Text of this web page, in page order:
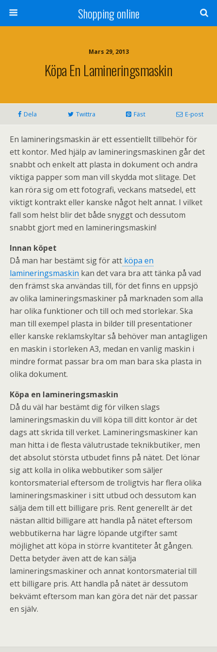
Shopping online
Mars 29, 2013
Köpa En Lamineringsmaskin
Dela Twittra Fäst E-post
En lamineringsmaskin är ett essentiellt tillbehör för
ett kontor. Med hjälp av lamineringsmaskinen går det
snabbt och enkelt att plasta in dokument och andra
viktiga papper som man vill skydda mot slitage. Det
kan röra sig om ett fotografi, veckans matsedel, ett
viktigt kontrakt eller kanske något helt annat. I vilket
fall som helst blir det både snyggt och dessutom
snabbt gjort med en lamineringsmaskin!
Innan köpet
Då man har bestämt sig för att köpa en
lamineringsmaskin kan det vara bra att tänka på vad
den främst ska användas till, för det finns en uppsjö
av olika lamineringsmaskiner på marknaden som alla
har olika funktioner och till och med storlekar. Ska
man till exempel plasta in bilder till presentationer
eller kanske reklamskyltar så behöver man antagligen
en maskin i storleken A3, medan en vanlig maskin i
mindre format passar bra om man bara ska plasta in
olika dokument.
Köpa en lamineringsmaskin
Då du väl har bestämt dig för vilken slags
lamineringsmaskin du vill köpa till ditt kontor är det
dags att skrida till verket. Lamineringsmaskiner kan
man hitta i de flesta välutrustade teknikbutiker, men
det absolut största utbudet finns på nätet. Det lönar
sig att kolla in olika webbutiker som säljer
kontorsmaterial eftersom de troligtvis har flera olika
lamineringsmaskiner i sitt utbud och dessutom kan
sälja dem till ett billigare pris. Rent generellt är det
nästan alltid billigare att handla på nätet eftersom
webbutikerna har lägre löpande utgifter samt
möjlighet att köpa in större kvantiteter åt gången.
Detta betyder även att de kan sälja
lamineringsmaskiner och annat kontorsmaterial till
ett billigare pris. Att handla på nätet är dessutom
bekvämt eftersom man kan göra det när det passar
en själv.